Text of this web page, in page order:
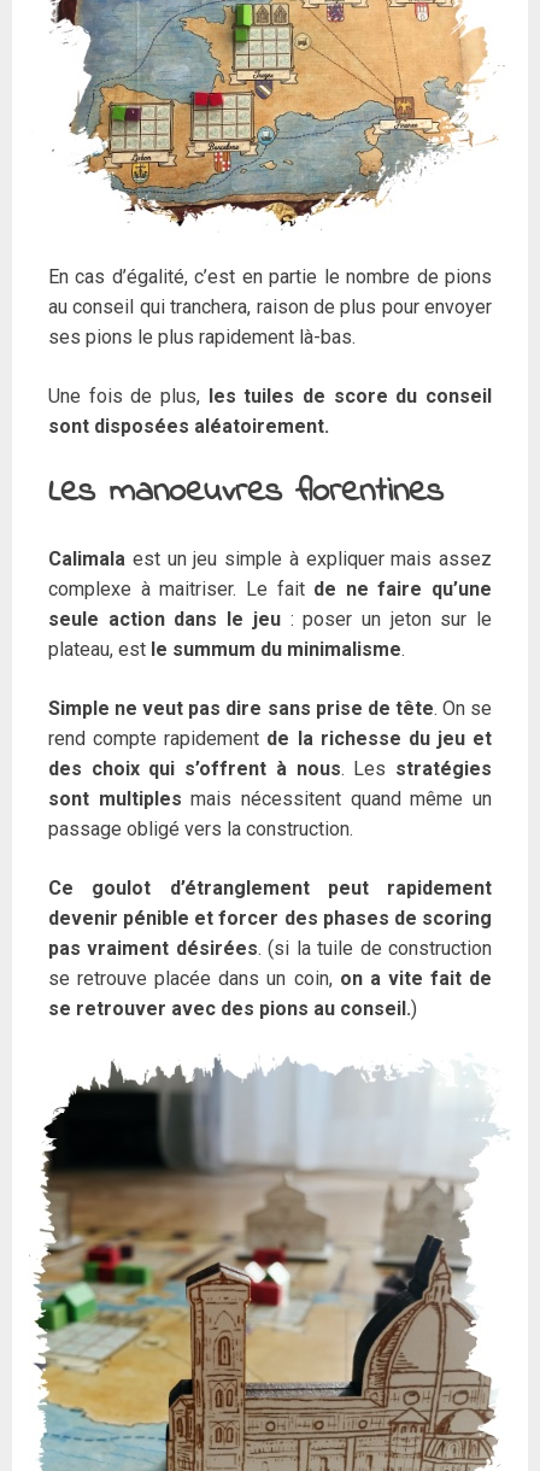
En cas d’égalité, c’est en partie le nombre de pions
au conseil qui tranchera, raison de plus pour envoyer
ses pions le plus rapidement là-bas.
Une fois de plus, les tuiles de score du conseil
sont disposées aléatoirement.
Les manoeuvres florentines
Calimala est un jeu simple à expliquer mais assez
complexe à maitriser. Le fait de ne faire qu’une
seule action dans le jeu: poser un jeton sur le
plateau, est le summum du minimalisme.
Simple ne veut pas dire sans prise de tête. On se
rend compte rapidement de la richesse du jeu et
des choix qui s’offrent à nous. Les stratégies
sont multiples mais nécessitent quand même un
passage obligé vers la construction.
Ce goulot d’étranglement peut rapidement
devenir pénible et forcer des phases de scoring
pas vraiment désirées. (si la tuile de construction
se retrouve placée dans un coin, on a vite fait de
se retrouver avec des pions au conseil.)